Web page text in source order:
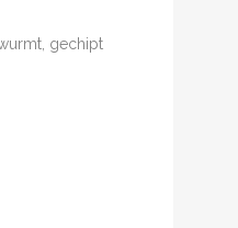
gechipt